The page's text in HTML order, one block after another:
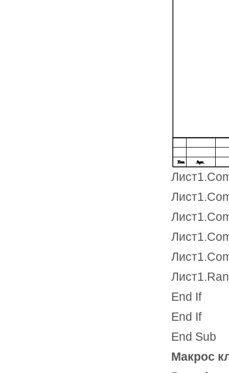
End If
End If
End Sub
Макрос